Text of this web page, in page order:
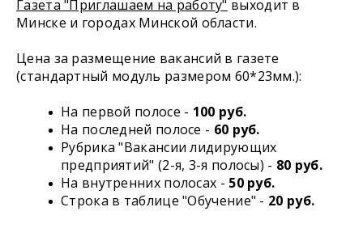
Газета "Приглашаем на работу" выходит в
Минске и городах Минской области.
Цена за размещение вакансий в газете
(стандартный модуль размером 60*23мм.):
На первой полосе - 100 руб.
На последней полосе - 60 руб.
Рубрика "Вакансии лидирующих
предприятий" (2-я, 3-я полосы) - 80 руб.
На внутренних полосах - 50 руб.
Строка в таблице "Обучение" - 20 руб.